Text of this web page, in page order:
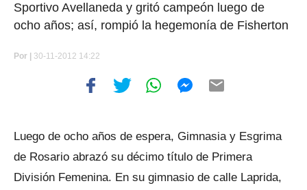
Sportivo Avellaneda y gritó campeón luego de
ocho años; así, rompió la hegemonía de Fisherton
Por 30-11-2012 14:22
Luego de ocho años de espera, Gimnasia y Esgrima
de Rosario abrazó su décimo título de Primera
División Femenina. En su gimnasio de calle Laprida,